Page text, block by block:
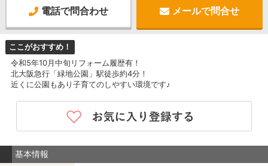
電話で問合わせ メールで問合せ
ここがおすすめ！
令和5年10月中旬リフォーム履歴有！
北大阪急行「緑地公園」駅徒歩約4分！
近くに公園もあり子育てのしやすい環境です♪
基本情報